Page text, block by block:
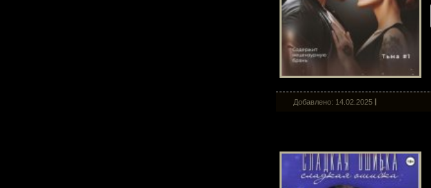
Добавлено: 14.02.2025